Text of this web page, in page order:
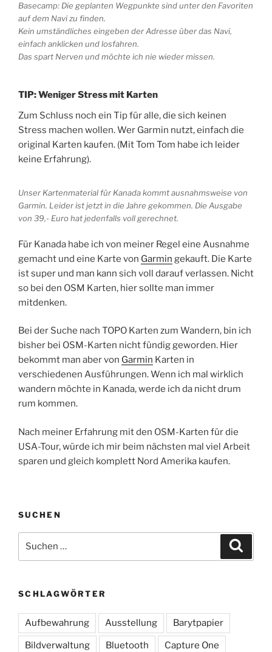
Basecamp: Die geplanten Wegpunkte sind unter den Favoriten
auf dem Navi zu finden.
Kein umständliches eingeben der Adresse über das Navi,
einfach anklicken und losfahren.
Das spart Nerven und möchte ich nie wieder missen.
TIP: Weniger Stress mit Karten
Zum Schluss noch ein Tip für alle, die sich keinen
Stress machen wollen. Wer Garmin nutzt, einfach die
original Karten kaufen. (Mit Tom Tom habe ich leider
keine Erfahrung).
Unser Kartenmaterial für Kanada kommt ausnahmsweise von
Garmin. Leider ist jetzt in die Jahre gekommen. Die Ausgabe
von 39,- Euro hat jedenfalls voll gerechnet.
Für Kanada habe ich von meiner Regel eine Ausnahme
gemacht und eine Karte von Garmin gekauft. Die Karte
ist super und man kann sich voll darauf verlassen. Nicht
so bei den OSM Karten, hier sollte man immer
mitdenken.
Bei der Suche nach TOPO Karten zum Wandern, bin ich
bisher bei OSM-Karten nicht fündig geworden. Hier
bekommt man aber von Garmin Karten in
verschiedenen Ausführungen. Wenn ich mal wirklich
wandern möchte in Kanada, werde ich da nicht drum
rum kommen.
Nach meiner Erfahrung mit den OSM-Karten für die
USA-Tour, würde ich mir beim nächsten mal viel Arbeit
sparen und gleich komplett Nord Amerika kaufen.
SUCHEN
nach:
SCHLAGWÖRTER
Aufbewahrung Ausstellung Barytpapier
Bildverwaltung Bluetooth Capture One